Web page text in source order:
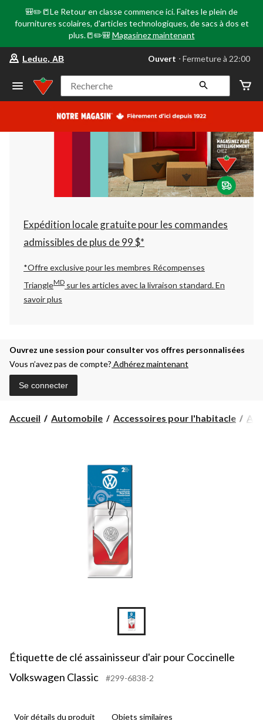
🎒✏️📒Le Retour en classe commence ici. Faites le plein de
fournitures scolaires, d'articles technologiques, de sacs à dos et
plus.📒✏️🎒 Magasinez maintenant
votre
préféré
Leduc,
AB,
courament
Fermeture
à
22:00
cliquer
pour
changer
Leduc, AB Ouvert ⋅ Fermeture à 22:00
Recherche
Expédition locale gratuite pour les commandes
admissibles de plus de 99 $*
*Offre exclusive pour les membres Récompenses
TriangleMD sur les articles avec la livraison standard.En
savoir plus
Ouvrez une session pour consulter vos offres personnalisées
Vous n’avez pas de compte? Adhérez maintenant
Se connecter
Accueil Automobile Accessoires pour l'habitacle
Étiquette de clé assainisseur d'air pour Coccinelle
Volkswagen Classic
#299-6838-2
Voir détails du produit Objets similaires